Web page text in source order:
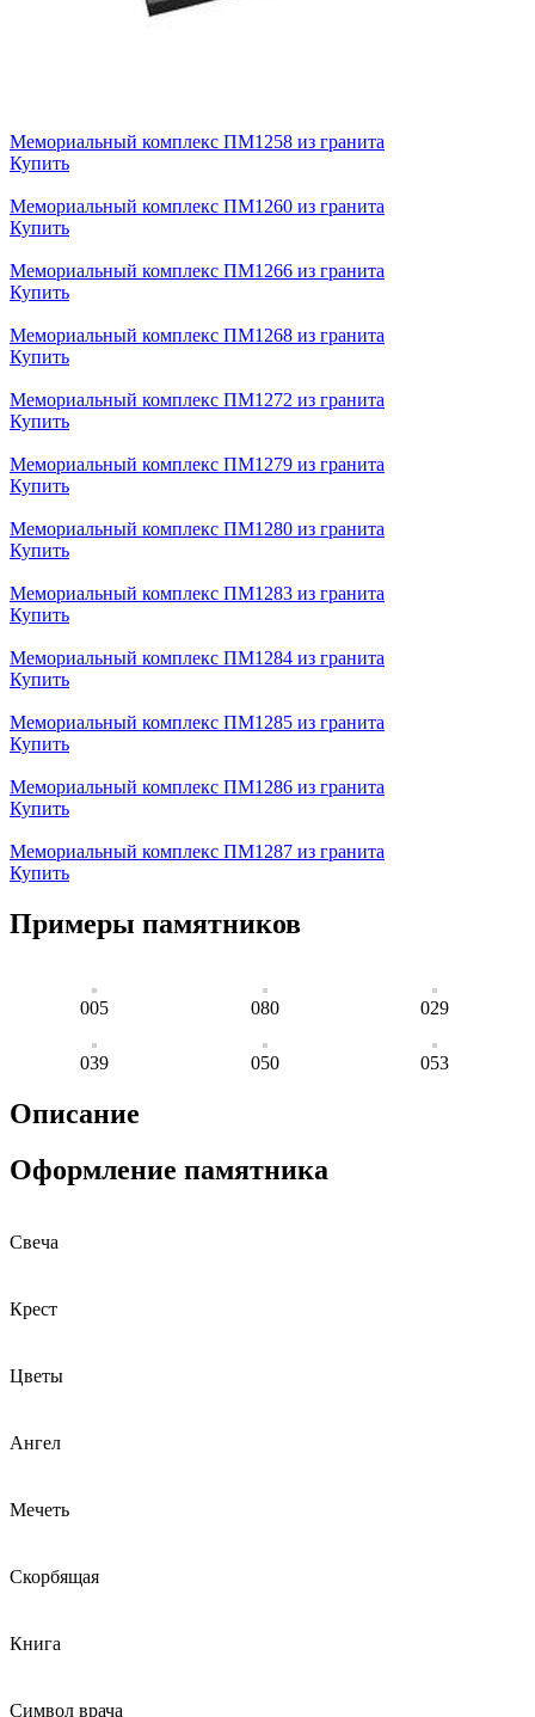
Мемориальный комплекс ПМ1258 из гранита
Купить
Мемориальный комплекс ПМ1260 из гранита
Купить
Мемориальный комплекс ПМ1266 из гранита
Купить
Мемориальный комплекс ПМ1268 из гранита
Купить
Мемориальный комплекс ПМ1272 из гранита
Купить
Мемориальный комплекс ПМ1279 из гранита
Купить
Мемориальный комплекс ПМ1280 из гранита
Купить
Мемориальный комплекс ПМ1283 из гранита
Купить
Мемориальный комплекс ПМ1284 из гранита
Купить
Мемориальный комплекс ПМ1285 из гранита
Купить
Мемориальный комплекс ПМ1286 из гранита
Купить
Мемориальный комплекс ПМ1287 из гранита
Купить
Примеры памятников
005 080 029
039 050 053
Описание
Оформление памятника
Свеча
Крест
Цветы
Ангел
Мечеть
Скорбящая
Книга
Символ врача